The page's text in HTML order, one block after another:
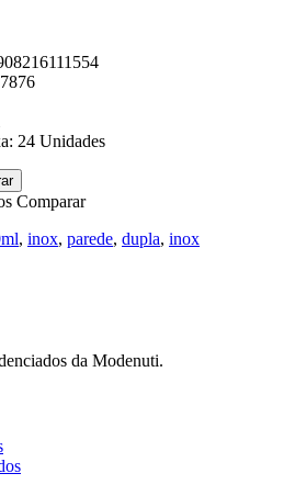
7876
24 Unidades
Comparar
, inox, parede, dupla, inox
da Modenuti.